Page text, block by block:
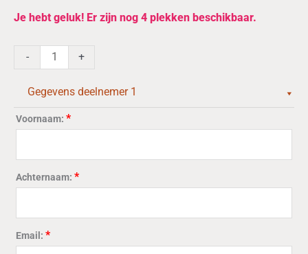
Je hebt geluk! Er zijn nog 4 plekken beschikbaar.
-
Cursus
Fermenteren”29
27
okt
door,
aantal
+
Gegevens deelnemer 1
Voornaam: *
Achternaam: *
Email: *